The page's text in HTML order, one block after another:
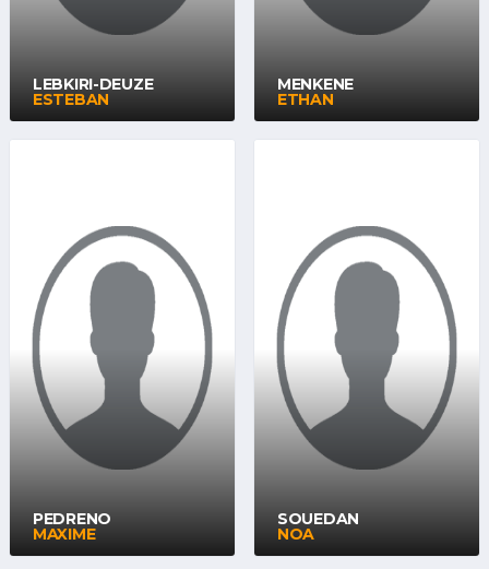
LEBKIRI-DEUZE
ESTEBAN
MENKENE
ETHAN
PEDRENO
MAXIME
SOUEDAN
NOA